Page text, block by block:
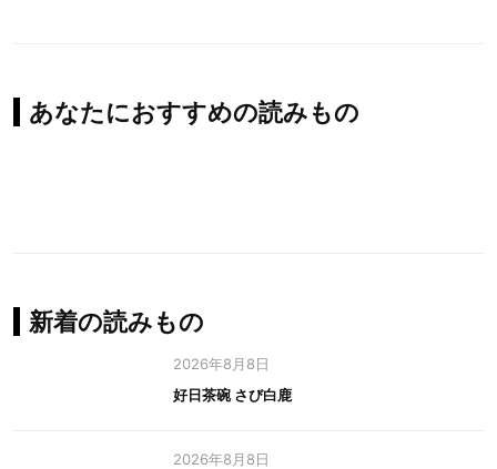
あなたにおすすめの読みもの
新着の読みもの
2026年8月8日
好日茶碗 さび白鹿
2026年8月8日